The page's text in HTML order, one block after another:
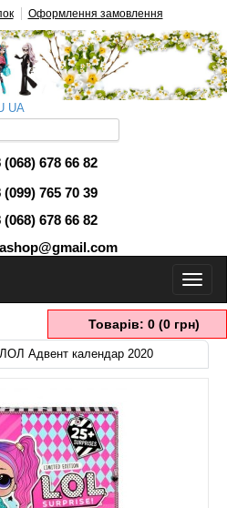
Оформлення замовлення
UA
Товарів: 0 (0 грн)
(068) 678 66 82
(099) 765 70 39
(068) 678 66 82
Адвент календар 2020